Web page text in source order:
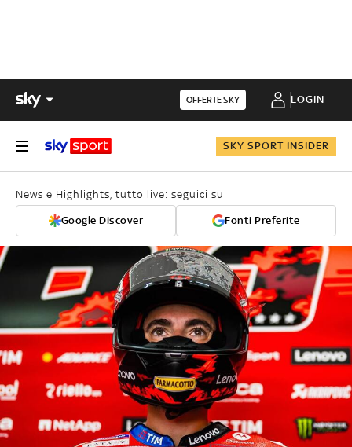
OFFERTE SKY LOGIN
SKY SPORT INSIDER
News e Highlights, tutto live: seguici su
Google Discover Fonti Preferite